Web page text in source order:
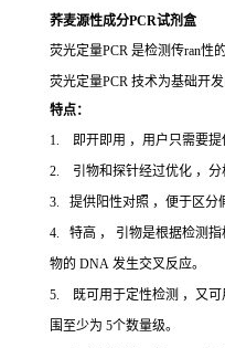
荞麦源性成分PCR试剂盒
荧光定量PCR 是检测传ran性
荧光定量PCR 技术为基础开
特点：
1. 即开即用 ，用户只需要提
2. 引物和探针经过优化 ，分
3. 提供阳性对照 ，便于区分
4. 特高 ， 引物是根据检测
物的 DNA 发生交叉反应。
5. 既可用于定性检测 ，又可
围至少为 5个数量级。